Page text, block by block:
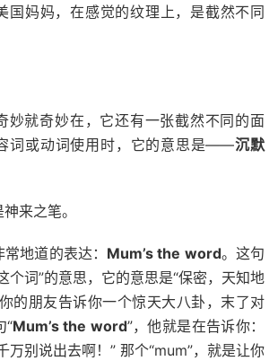
国妈妈，在感觉的纹理上，是截然不同
妙就奇妙在，它还有一张截然不同的面
词或动词使用时，它的意思是——沉默
来之笔。
地道的表达： Mum’s the word。这句
个词”的意思，它的意思是“保密，天知地
的朋友告诉你一个惊天大八卦，末了对
“Mum’s the word”，他就是在告诉你：
万别说出去啊！” 那个“mum”，就是让你